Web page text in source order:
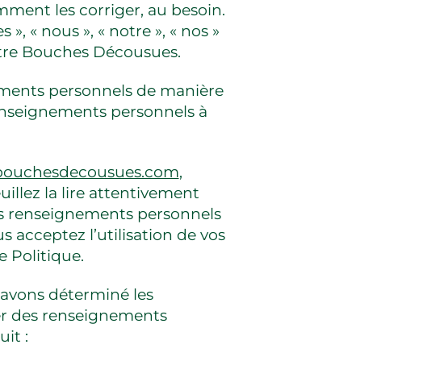
les corriger, au besoin.
« nous », « notre », « nos »
Bouches Décousues.
personnels de manière
personnels à
,
la lire attentivement
renseignements personnels
acceptez l’utilisation de vos
Politique.
déterminé les
des renseignements
: